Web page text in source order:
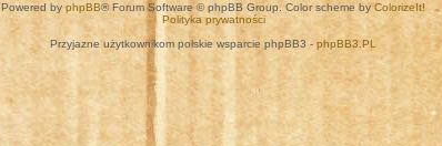
Powered by phpBB® Forum Software © phpBB Group. Color scheme byColorizeIt!
Polityka prywatności
Przyjazne użytkownikom polskie wsparcie phpBB3 -phpBB3.PL